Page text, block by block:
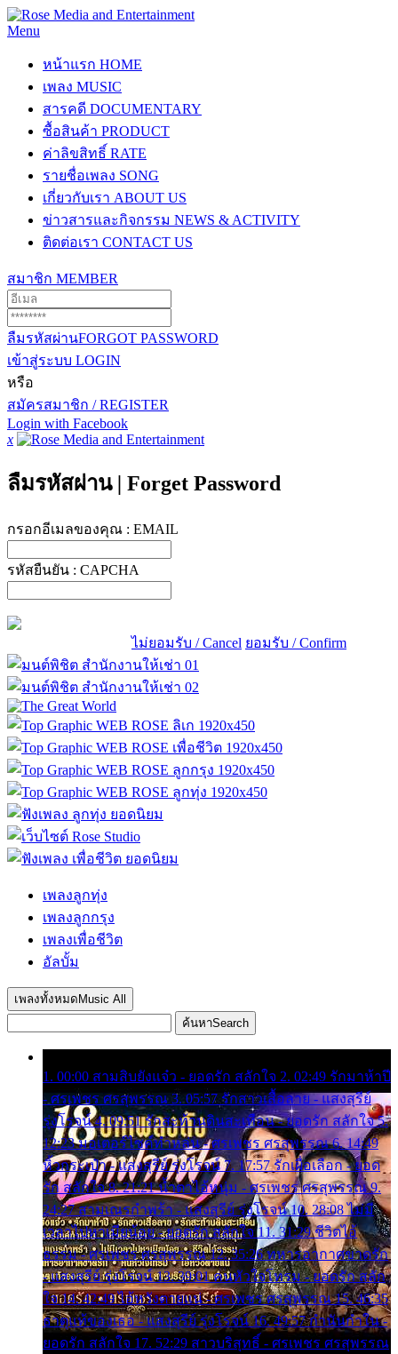
Menu
หน้าแรก HOME
เพลง MUSIC
สารคดี DOCUMENTARY
ซื้อสินค้า PRODUCT
ค่าลิขสิทธิ์ RATE
รายชื่อเพลง SONG
เกี่ยวกับเรา ABOUT US
ข่าวสารและกิจกรรม NEWS & ACTIVITY
ติดต่อเรา CONTACT US
สมาชิก MEMBER
ลืมรหัสผ่านFORGOT PASSWORD
เข้าสู่ระบบ LOGIN
หรือ
สมัครสมาชิก / REGISTER
Login with Facebook
x
ลืมรหัสผ่าน | Forget Password
กรอกอีเมลของคุณ : EMAIL
รหัสยืนยัน : CAPCHA
ไม่ยอมรับ / Cancel ยอมรับ / Confirm
เพลงลูกทุ่ง
เพลงลูกกรุง
เพลงเพื่อชีวิต
อัลบั้ม
เพลงทั้งหมด Music All
ค้นหาSearch
1. 00:00 สามสิบยังแจ๋ว - ยอดรัก สลักใจ 2. 02:49 รักมาห้าปี
- ศรเพชร ศรสุพรรณ 3. 05:57 รักสาวเสื้อลาย - แสงสุรีย์
รุ่งโรจน์ 4. 09:51 รักสะท้านดินสะเทือน - ยอดรัก สลักใจ 5.
12:23 มอเตอร์ไซค์ทำหล่น - ศรเพชร ศรสุพรรณ 6. 14:49
หิ้วกระเป๋า - แสงสุรีย์ รุ่งโรจน์ 7. 17:57 รักเผื่อเลือก - ยอด
รัก สลักใจ 8. 21:21 น้ำตาไอ้หนุ่ม - ศรเพชร ศรสุพรรณ 9.
24:27 สามเณรกำพร้า - แสงสุรีย์ รุ่งโรจน์ 10. 28:08 ไม่มี
เวลาไปหาเมียน้อย - ยอดรัก สลักใจ 11. 31:29 ชีวิตไอ้
ธรรม - ศรเพชร ศรสุพรรณ 12. 35:26 ทหารอากาศขาดรัก
- แสงสุรีย์ รุ่งโรจน์ 13. 39:01 คนหัวใจโทรม - ยอดรัก สลัก
ใจ 14. 42:49 ไอ้หวังตายแน่ - ศรเพชร ศรสุพรรณ 15. 46:35
ธาตุแท้ของเธอ - แสงสุรีย์ รุ่งโรจน์ 16. 49:57 กำนันกำใน -
ยอดรัก สลักใจ 17. 52:29 สาวบริสุทธิ์ - ศรเพชร ศรสุพรรณ